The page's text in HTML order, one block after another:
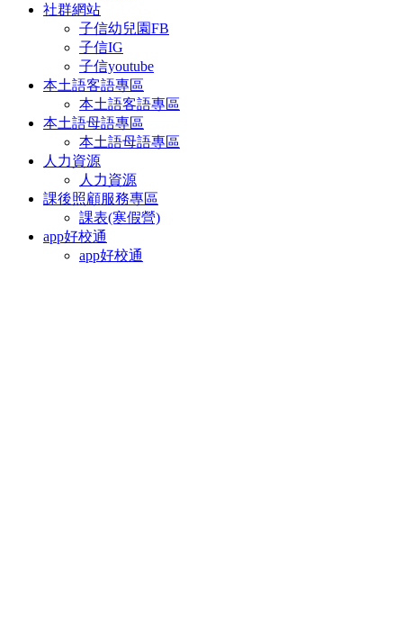
社群網站
子信幼兒園FB
子信IG
子信youtube
本土語客語專區
本土語客語專區
本土語母語專區
本土語母語專區
人力資源
人力資源
課後照顧服務專區
課表(寒假營)
app好校通
app好校通